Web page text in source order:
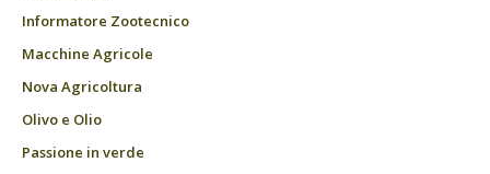
Informatore Zootecnico
Macchine Agricole
Nova Agricoltura
Olivo e Olio
Passione in verde